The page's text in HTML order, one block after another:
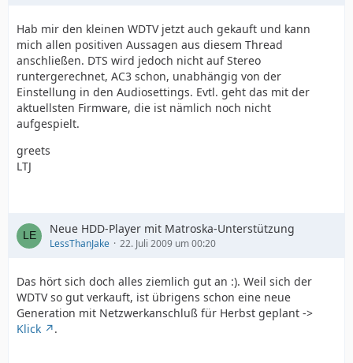
Hab mir den kleinen WDTV jetzt auch gekauft und kann
mich allen positiven Aussagen aus diesem Thread
anschließen. DTS wird jedoch nicht auf Stereo
runtergerechnet, AC3 schon, unabhängig von der
Einstellung in den Audiosettings. Evtl. geht das mit der
aktuellsten Firmware, die ist nämlich noch nicht
aufgespielt.
greets
LTJ
Neue HDD-Player mit Matroska-Unterstützung
LessThanJake 22. Juli 2009 um 00:20
Das hört sich doch alles ziemlich gut an :). Weil sich der
WDTV so gut verkauft, ist übrigens schon eine neue
Generation mit Netzwerkanschluß für Herbst geplant ->
Klick
.